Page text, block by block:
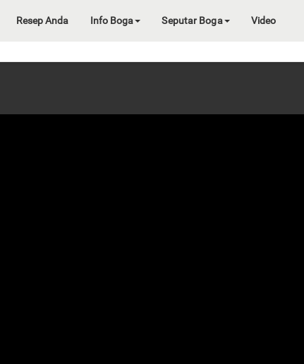
Resep Anda Info Boga Seputar Boga Video